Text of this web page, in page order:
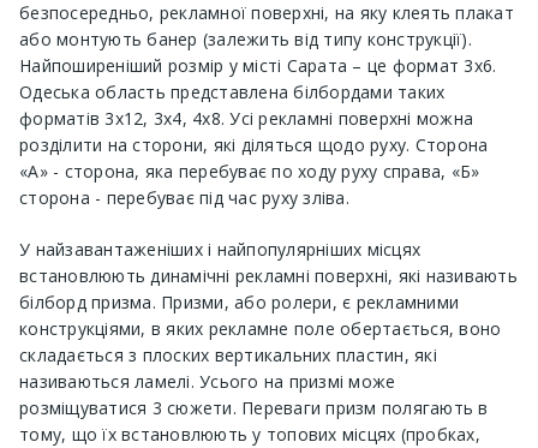
безпосередньо, рекламної поверхні, на яку клеять плакат
або монтують банер (залежить від типу конструкції).
Найпоширеніший розмір у місті Сарата – це формат 3х6.
Одеська область представлена ​​білбордами таких
форматів 3х12, 3х4, 4х8. Усі рекламні поверхні можна
розділити на сторони, які діляться щодо руху. Сторона
«А» - сторона, яка перебуває по ходу руху справа, «Б»
сторона - перебуває під час руху зліва.
У найзавантаженіших і найпопулярніших місцях
встановлюють динамічні рекламні поверхні, які називають
білборд призма. Призми, або ролери, є рекламними
конструкціями, в яких рекламне поле обертається, воно
складається з плоских вертикальних пластин, які
називаються ламелі. Усього на призмі може
розміщуватися 3 сюжети. Переваги призм полягають в
тому, що їх встановлюють у топових місцях (пробках,